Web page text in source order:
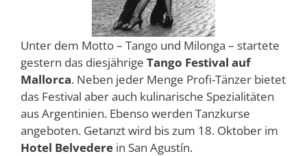
Unter dem Motto – Tango und Milonga – startete
gestern das diesjährige Tango Festival auf
Mallorca. Neben jeder Menge Profi-Tänzer bietet
das Festival aber auch kulinarische Spezialitäten
aus Argentinien. Ebenso werden Tanzkurse
angeboten. Getanzt wird bis zum 18. Oktober im
Hotel Belvedere in San Agustín.